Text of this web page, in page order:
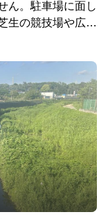
ん。駐車場に面し
生の競技場や広場
距離を伸ばした
ば 30km以上のコ
が少ないのでス